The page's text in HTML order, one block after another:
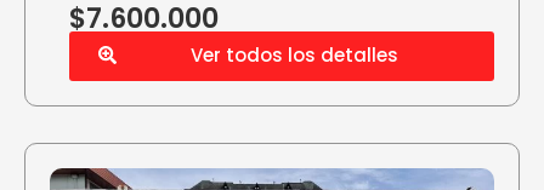
$7.600.000
Ver todos los detalles